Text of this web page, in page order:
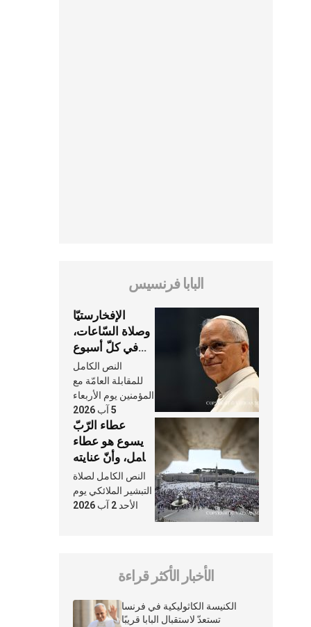
البابا فرنسيس
الإفخارستيّا
وصلاة السّاعات،
في كلّ أسبوع
وكلّ يوم، هما
النَّفَس في حياة
الكنيسة
النص الكامل
للمقابلة العامّة مع
المؤمنين يوم الأربعاء
5 آب 2026
عطاء الرّبّ
يسوع هو عطاء
شامل، وأنّ عنايته
بنا لا تغيب عنّا
أبدًا
النص الكامل لصلاة
التبشير الملائكي يوم
الأحد 2 آب 2026
الأخبار الأكثر قراءة
الكنيسة الكاثوليكية في فرنسا
تستعدّ لاستقبال البابا قريبًا